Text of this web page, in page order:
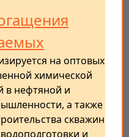
на оптовых
химической
в нефтяной и
а также
скважин
и